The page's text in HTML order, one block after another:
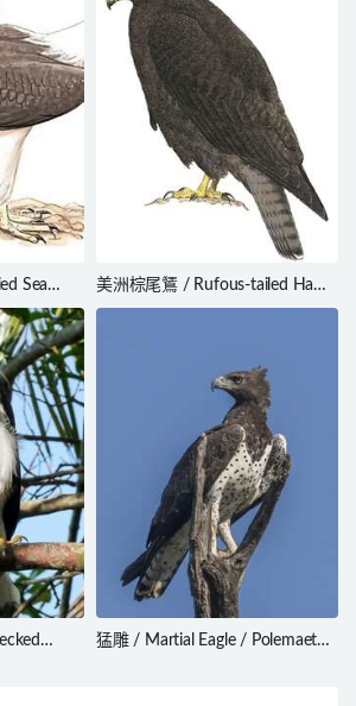
Sea
美洲棕尾鵟 / Rufous-tailed Hawk
/ Buteo ventralis
猛雕 / Martial Eagle / Polemaetus